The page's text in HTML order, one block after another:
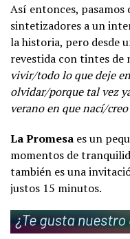
Así entonces, pasamos
sintetizadores a un
la historia, pero desde
revestida con tintes de
vivir/todo lo que deje
olvidar/porque tal vez
verano en que nací/
La Promesa es un
momentos de
también es una
justos 15 minutos.